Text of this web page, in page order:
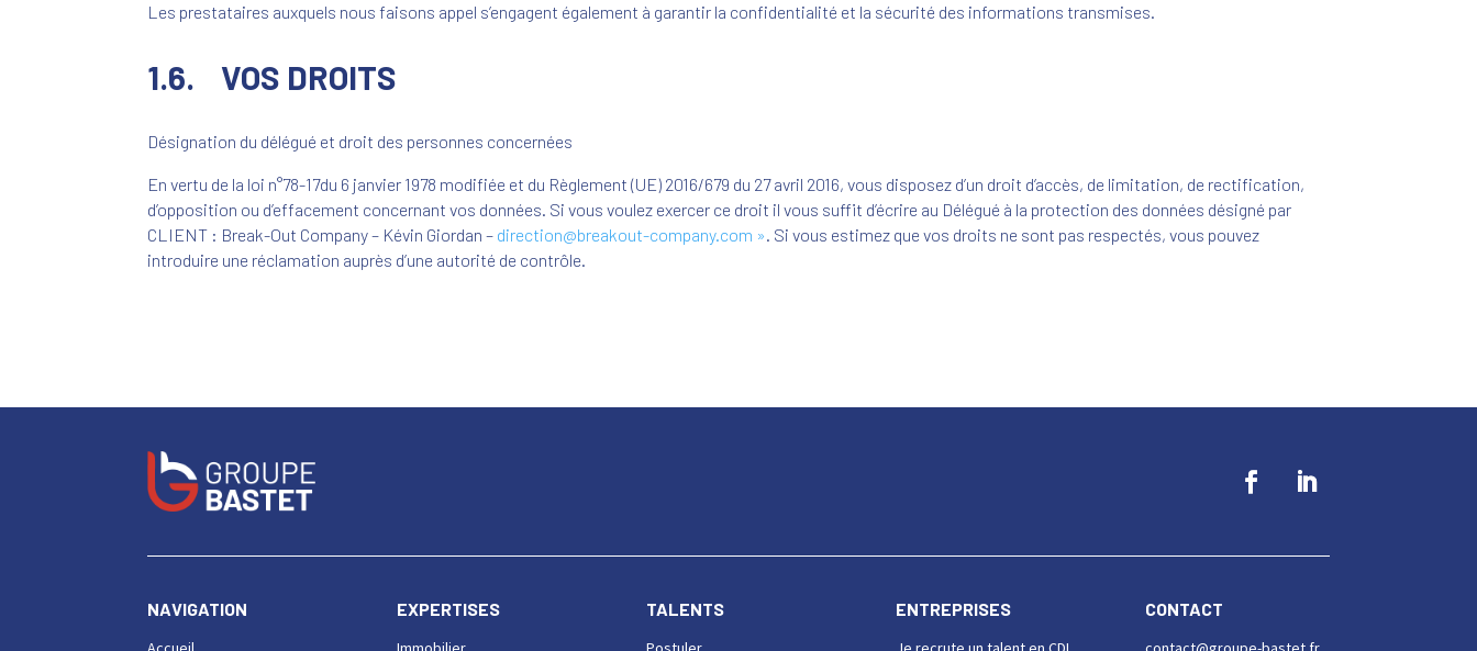
Les prestataires auxquels nous faisons appel s’engagent également à garantir la confidentialité et la sécurité des informations transmises.
1.6. VOS DROITS
Désignation du délégué et droit des personnes concernées
En vertu de la loi n°78-17du 6 janvier 1978 modifiée et du Règlement (UE) 2016/679 du 27 avril 2016, vous disposez d’un droit d’accès, de limitation, de rectification,
d’opposition ou d’effacement concernant vos données. Si vous voulez exercer ce droit il vous suffit d’écrire au Délégué à la protection des données désigné par
CLIENT : Break-Out Company – Kévin Giordan – direction@breakout-company.com ». Si vous estimez que vos droits ne sont pas respectés, vous pouvez
introduire une réclamation auprès d’une autorité de contrôle.
NAVIGATION EXPERTISES TALENTS ENTREPRISES CONTACT